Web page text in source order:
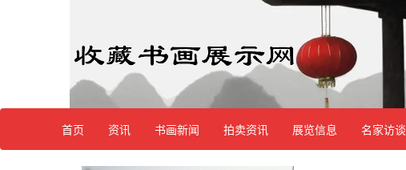
首页 资讯 书画新闻 拍卖资讯 展览信息 名家访谈